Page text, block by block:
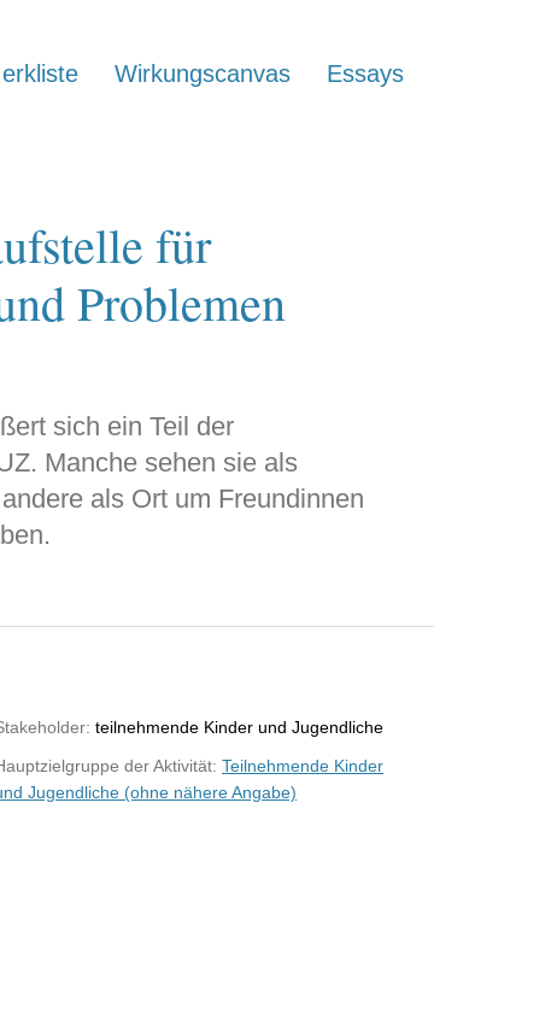
Wirkungscanvas Essays
für
Problemen
sich ein Teil der
Manche sehen sie als
als Ort um Freundinnen
teilnehmende Kinder und Jugendliche
der Aktivität: Teilnehmende Kinder
Jugendliche (ohne nähere Angabe)